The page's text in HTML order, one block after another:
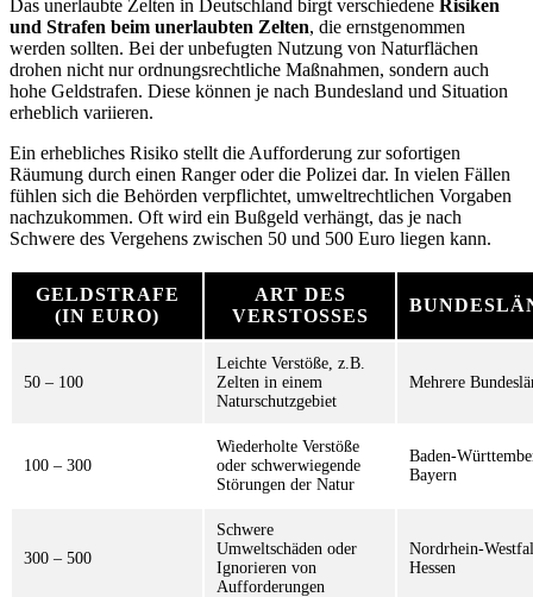
Das unerlaubte Zelten in Deutschland birgt verschiedene Risiken
und Strafen beim unerlaubten Zelten, die ernstgenommen
werden sollten. Bei der unbefugten Nutzung von Naturflächen
drohen nicht nur ordnungsrechtliche Maßnahmen, sondern auch
hohe Geldstrafen. Diese können je nach Bundesland und Situation
erheblich variieren.
Ein erhebliches Risiko stellt die Aufforderung zur sofortigen
Räumung durch einen Ranger oder die Polizei dar. In vielen Fällen
fühlen sich die Behörden verpflichtet, umweltrechtlichen Vorgaben
nachzukommen. Oft wird ein Bußgeld verhängt, das je nach
Schwere des Vergehens zwischen 50 und 500 Euro liegen kann.
GELDSTRAFE
(IN EURO)
ART DES
VERSTOSSES
50 – 100
Leichte Verstöße, z.B.
Zelten in einem
Naturschutzgebiet
Mehrere
100 – 300
Wiederholte Verstöße
oder schwerwiegende
Störungen der Natur
Baden-
Bayern
300 – 500
Schwere
Umweltschäden oder
Ignorieren von
Aufforderungen
Nordrhein-
Hessen